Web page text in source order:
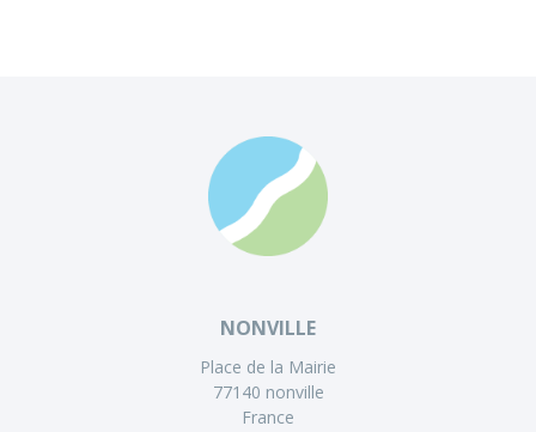
NONVILLE
Place de la Mairie
77140 nonville
France